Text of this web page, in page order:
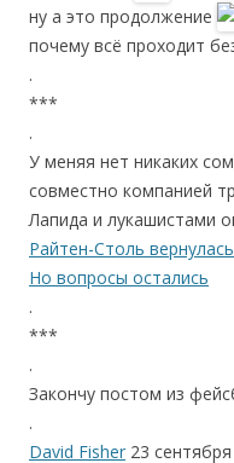
ну а это продолжение
почему всё проходит
.
***
.
У меняя нет никаких
совместно компанией
Лапида и лукашистами
Райтен-Столь
Но вопросы остались
.
***
.
Закончу постом из
.
David Fisher 23